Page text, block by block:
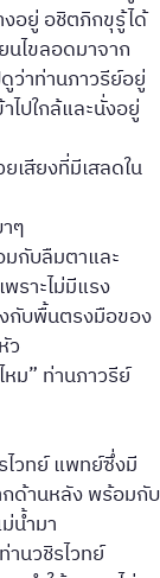
อยู่ อชิตภิกขุรู้ได้
นไขลอดมาจาก
ว่าท่านภาวรีย์อยู่
ไปใกล้และนั่งอยู่
เสียงที่มีเสลดใน
ๆ
กับลืมตาและ
ราะไม่มีแรง
กับพื้นตรงมือของ
ว
หม” ท่านภาวรีย์
ไวทย์ แพทย์ซึ่งมี
กด้านหลัง พร้อมกับ
น้ำมา
านวชิรไวทย์